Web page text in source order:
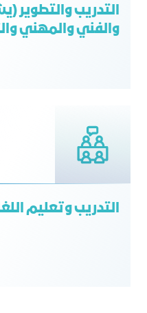
التدريب والتطوير
والفني والمهني
التدريب وتعليم